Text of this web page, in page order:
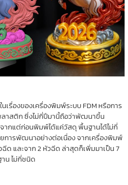
เรื่องของเครื่องพิมพ์ระบบ FDM หรือการ
าสติก ซึ่งไม่กี่ปีมานี้ถือว่าพัฒนาขึ้น
ากแต่ก่อนพิมพ์ได้แค่วัสดุ พื้นฐานได้ไม่กี่
การพัฒนาอย่างต่อเนื่อง จากเครื่องพิมพ์
ด และจาก 2 หัวฉีด ล่าสุดก็เพิ่มมาเป็น 7
น ไม่กี่ชนิด